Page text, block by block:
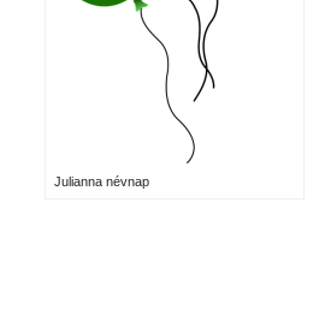
Julianna névnap